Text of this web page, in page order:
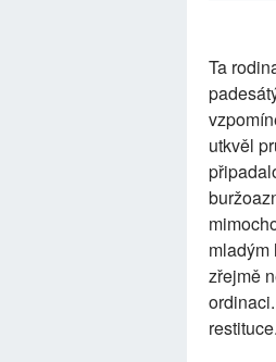
Ta
utkvěl
mladým
zřejmě
restituce.